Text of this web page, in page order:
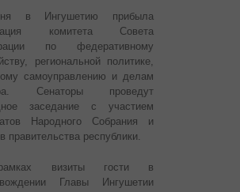
в Ингушетию прибыла
комитета Совета
по федеративному
региональной политике,
самоуправлению и делам
Сенаторы проведут
заседание с участием
Народного Собрания и
правительства республики.
визиты гости в
Главы Ингушетии